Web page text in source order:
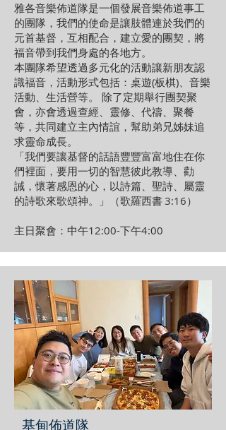
雅各音樂佈道隊是一個發展音樂佈道事工
的團隊，我們的使命是讓肢體連於我們的
元首基督，互相配合，建立愛的團契，將
福音帶到我們身處的各地方。
本團隊希望透過多元化的活動讓新朋友認
識福音，活動形式包括：桌遊(板棋)、音樂
活動、生活營等。 除了定期舉行團契聚
會，亦會透過查經、靈修、代禱、聚餐
等，共同建立主內情誼，幫助弟兄姊妹追
求靈命成長。
「我們要讓基督的話語豐豐富富地住在你
們裡面，要用一切的智慧彼此教導、勸
誡，懷著感恩的心，以詩篇、聖詩、屬靈
的詩歌來歌頌神。」（歌羅西書 3:16）
主日聚會：中午12:00-下午4:00
基甸佈道隊